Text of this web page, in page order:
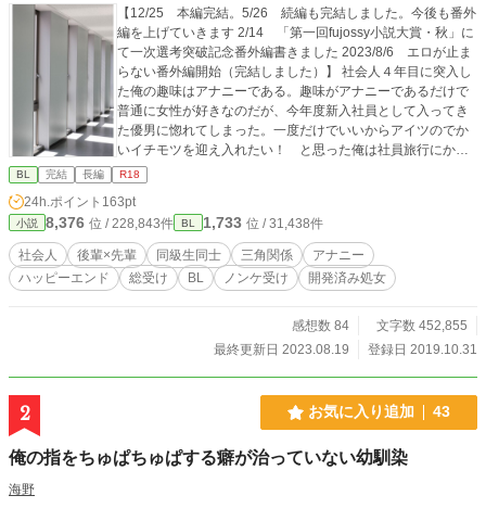
【12/25 本編完結。5/26 続編も完結しました。今後も番外
編を上げていきます 2/14 「第一回fujossy小説大賞・秋」に
て一次選考突破記念番外編書きました 2023/8/6 エロが止ま
らない番外編開始（完結しました）】 社会人４年目に突入し
た俺の趣味はアナニーである。趣味がアナニーであるだけで
普通に女性が好きなのだが、今年度新入社員として入ってき
た優男に惚れてしまった。一度だけでいいからアイツのでか
いイチモツを迎え入れたい！ と思った俺は社員旅行にかけ
たのだがッ！？ 三角関係、３Ｐありのエロエロハッピーエン
ドです。 乳首責め／ディルド／快楽責め／アナル責め／後輩
はバリタチ／ケツマン／メス穴／ 続編で攻め増えます（何／
バター犬志願の攻め／乳首責め好きな元カレ タイトルからし
てひどい。 不定期更新です。 12/26～ 補足番外編上げてい
ます 1/6～ 腹黒岡君編スタートしました。過去にＮＴＲあり
です。（1/27完結） 1/28～ 更に番外編を上げています 2/2
14 「第一回fujossy小説大賞・秋」にて一次選考突破記念番
外編開始。（3/22完結しました） 2023/8/6 エロエロな番外
BL 完結 長編 R18
24h.ポイント 163pt
小説 8,376 位 / 228,843件 BL 1,733 位 / 31,438件
社会人 後輩×先輩 同級生同士 三角関係
アナニー
ハッピーエンド
総受け BL ノンケ受け 開発済み処女
感想数 84
文字数 452,855
最終更新日 2023.08.19
登録日 2019.10.31
2 お気に入り追加 43
俺の指をちゅぱちゅぱする癖が治っていない幼馴染
海野